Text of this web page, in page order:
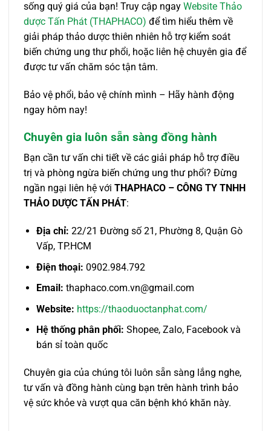
sống quý giá của bạn! Truy cập ngay Website Thảo
dược Tấn Phát (THAPHACO) để tìm hiểu thêm về
giải pháp thảo dược thiên nhiên hỗ trợ kiểm soát
biến chứng ung thư phổi, hoặc liên hệ chuyên gia để
được tư vấn chăm sóc tận tâm.
Bảo vệ phổi, bảo vệ chính mình – Hãy hành động
ngay hôm nay!
Chuyên gia luôn sẵn sàng đồng hành
Bạn cần tư vấn chi tiết về các giải pháp hỗ trợ điều
trị và phòng ngừa biến chứng ung thư phổi? Đừng
ngần ngại liên hệ với THAPHACO – CÔNG TY TNHH
THẢO DƯỢC TẤN PHÁT:
Địa chỉ: 22/21 Đường số 21, Phường 8, Quận Gò
Vấp, TP.HCM
Điện thoại: 0902.984.792
Email: thaphaco.com.vn@gmail.com
Website: https://thaoduoctanphat.com/
Hệ thống phân phối: Shopee, Zalo, Facebook và
bán sỉ toàn quốc
Chuyên gia của chúng tôi luôn sẵn sàng lắng nghe,
tư vấn và đồng hành cùng bạn trên hành trình bảo
vệ sức khỏe và vượt qua căn bệnh khó khăn này.